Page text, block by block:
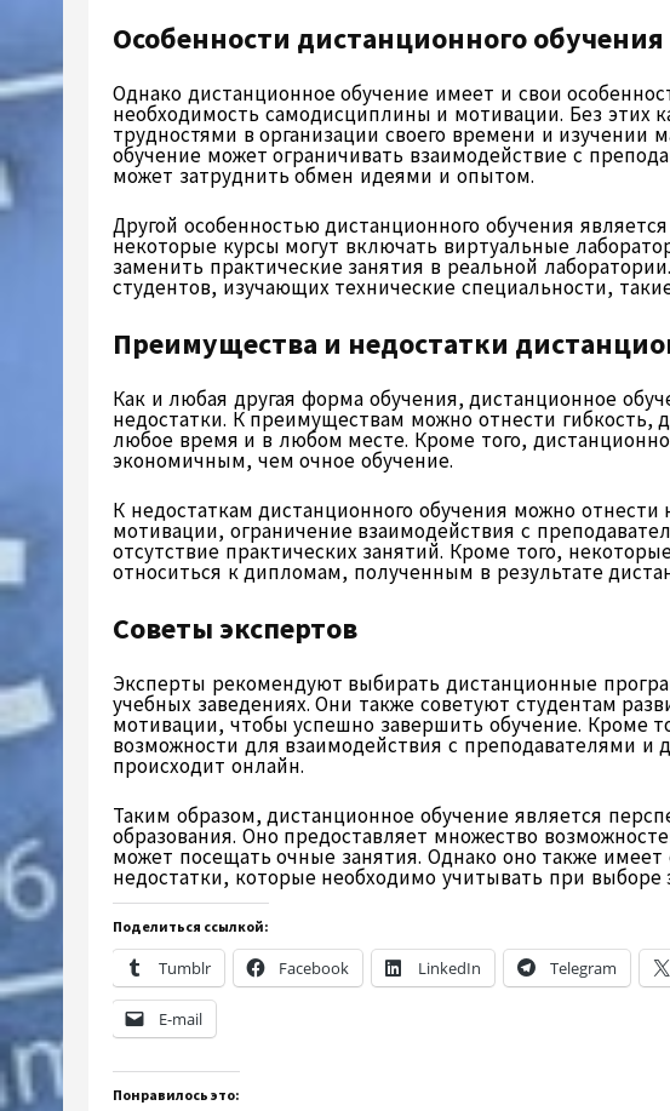
Особенности дистанционного обучения
Однако дистанционное обучение имеет и свои
необходимость самодисциплины и мотивации. Без этих
трудностями в организации своего времени и изучении
обучение может ограничивать взаимодействие с
может затруднить обмен идеями и опытом.
Другой особенностью дистанционного обучения
некоторые курсы могут включать виртуальные
заменить практические занятия в реальной
студентов, изучающих технические специальности,
Преимущества и недостатки
Как и любая другая форма обучения, дистанционное
недостатки. К преимуществам можно отнести гибкость,
любое время и в любом месте. Кроме того,
экономичным, чем очное обучение.
К недостаткам дистанционного обучения можно
мотивации, ограничение взаимодействия с
отсутствие практических занятий. Кроме того,
относиться к дипломам, полученным в результате
Советы экспертов
Эксперты рекомендуют выбирать дистанционные
учебных заведениях. Они также советуют студентам
мотивации, чтобы успешно завершить обучение. Кроме
возможности для взаимодействия с преподавателями и
происходит онлайн.
Таким образом, дистанционное обучение является
образования. Оно предоставляет множество
может посещать очные занятия. Однако оно также
недостатки, которые необходимо учитывать при
Поделиться ссылкой:
Tumblr Facebook LinkedIn Telegram
E-mail
Понравилось это: